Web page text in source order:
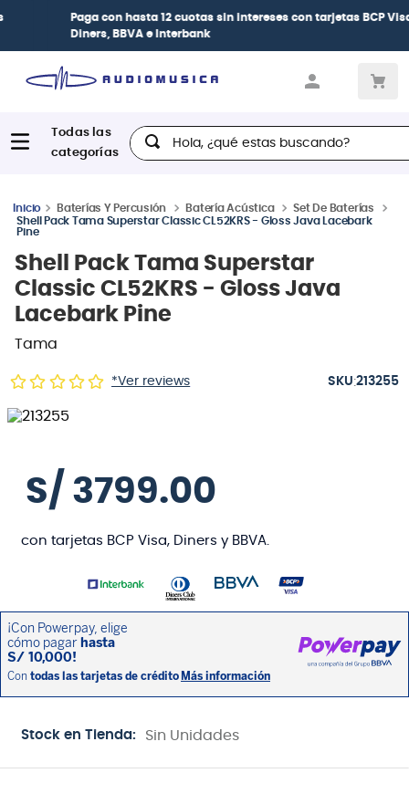
Paga conhasta 12 cuotas sin interesescon tarjetasBCP Visa,
Diners, BBVA e Interbank
Hola, ¿qué estas buscando?
Baterías Y Percusión Batería Acústica
Set De Baterías
Shell Pack Tama Superstar Classic CL52KRS - Gloss Java Lacebark
Pine
Shell Pack Tama Superstar
Classic CL52KRS - Gloss Java
Lacebark Pine
Tama
*Ver reviews :213255
S/ 3799.00
con tarjetas BCP Visa, Diners y BBVA.
Stock en Tienda: Sin Unidades